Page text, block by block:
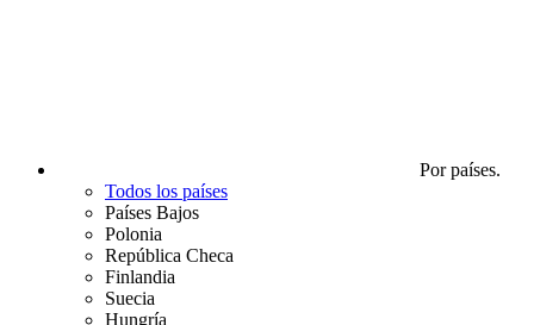
Por países.
Todos los países
Países Bajos
Polonia
República Checa
Finlandia
Suecia
Hungría